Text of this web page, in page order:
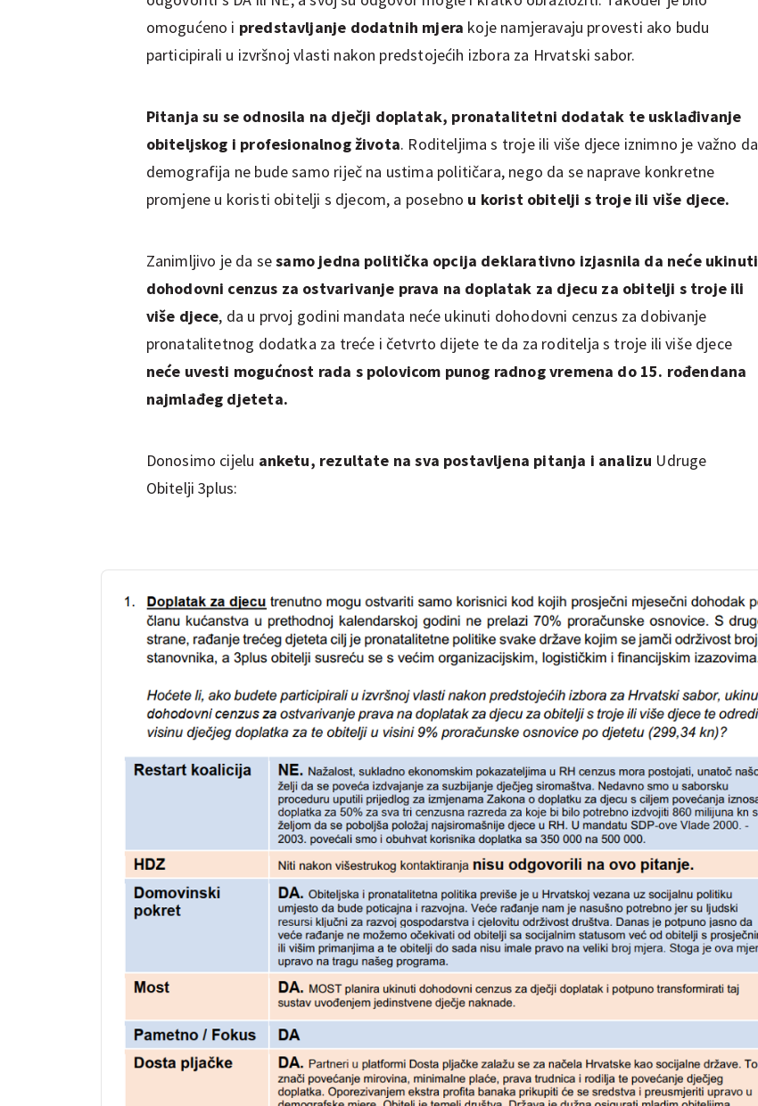
omogućeno i predstavljanje dodatnih mjera koje namjeravaju provesti ako budu
participirali u izvršnoj vlasti nakon predstojećih izbora za Hrvatski sabor.
Pitanja su se odnosila na dječji doplatak, pronatalitetni dodatak te usklađivanje
obiteljskog i profesionalnog života. Roditeljima s troje ili više djece iznimno je važno da
demografija ne bude samo riječ na ustima političara, nego da se naprave konkretne
promjene u koristi obitelji s djecom, a posebno u korist obitelji s troje ili više djece.
Zanimljivo je da sesamo jedna politička opcija deklarativno izjasnila da neće ukinuti
dohodovni cenzus za ostvarivanje prava na doplatak za djecu za obitelji s troje ili
više djece, da u prvoj godini mandata neće ukinuti dohodovni cenzus za dobivanje
pronatalitetnog dodatka za treće i četvrto dijete te da za roditelja s troje ili više djece
neće uvesti mogućnost rada s polovicom punog radnog vremena do 15. rođendana
najmlađeg djeteta.
Donosimo cijelu anketu, rezultate na sva postavljena pitanja i analizu Udruge
Obitelji 3plus: